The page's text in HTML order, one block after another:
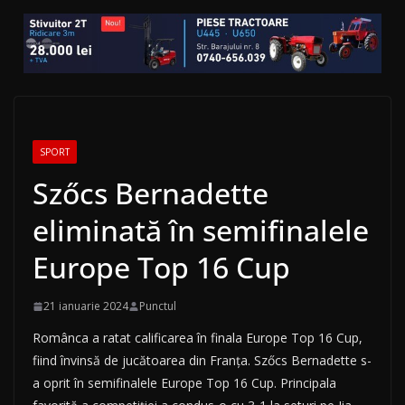
SPORT
Szőcs Bernadette
eliminată în semifinalele
Europe Top 16 Cup
21 ianuarie 2024 Punctul
Românca a ratat calificarea în finala Europe Top 16 Cup,
fiind învinsă de jucătoarea din Franţa. Szőcs Bernadette s-
a oprit în semifinalele Europe Top 16 Cup. Principala